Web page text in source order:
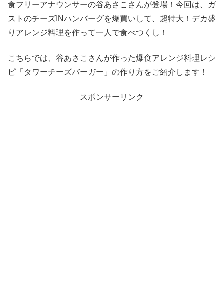
食フリーアナウンサーの谷あさこさんが登場！今回は、ガ
ストのチーズINハンバーグを爆買いして、超特大！デカ盛
りアレンジ料理を作って一人で食べつくし！
こちらでは、谷あさこさんが作った爆食アレンジ料理レシ
ピ「タワーチーズバーガー」の作り方をご紹介します！
スポンサーリンク